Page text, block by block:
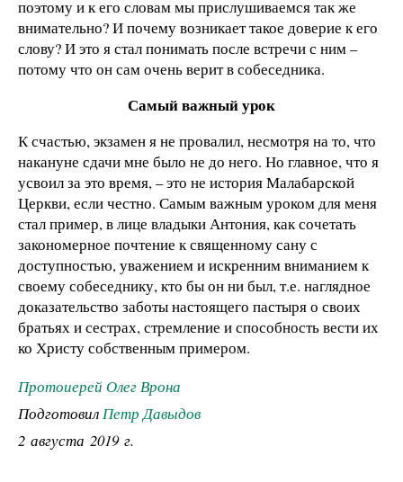
поэтому и к его словам мы прислушиваемся так же
внимательно? И почему возникает такое доверие к его
слову? И это я стал понимать после встречи с ним –
потому что он сам очень верит в собеседника.
Самый важный урок
К счастью, экзамен я не провалил, несмотря на то, что
накануне сдачи мне было не до него. Но главное, что я
усвоил за это время, – это не история Малабарской
Церкви, если честно. Самым важным уроком для меня
стал пример, в лице владыки Антония, как сочетать
закономерное почтение к священному сану с
доступностью, уважением и искренним вниманием к
своему собеседнику, кто бы он ни был, т.е. наглядное
доказательство заботы настоящего пастыря о своих
братьях и сестрах, стремление и способность вести их
ко Христу собственным примером.
Протоиерей Олег Врона
ПодготовилПетр Давыдов
2 августа 2019 г.